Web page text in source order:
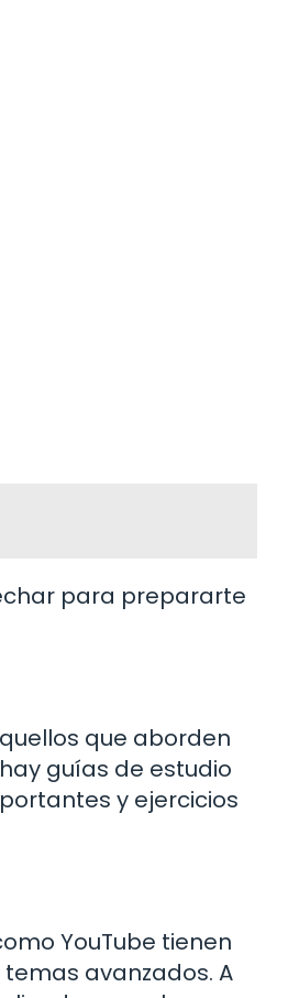
para prepararte
que aborden
guías de estudio
y ejercicios
YouTube tienen
avanzados. A